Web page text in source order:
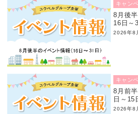
キャン
8月後
16日～
2026年8
キャン
8月前
日～15
2026年8